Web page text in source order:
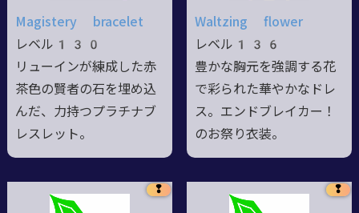
Magistery bracelet
レベル130
リューインが練成した赤
茶色の賢者の石を埋め込
んだ、力持つプラチナブ
レスレット。
Waltzing flower
レベル136
豊かな胸元を強調する花
で彩られた華やかなドレ
ス。エンドブレイカー！
のお祭り衣装。
❢ ❢